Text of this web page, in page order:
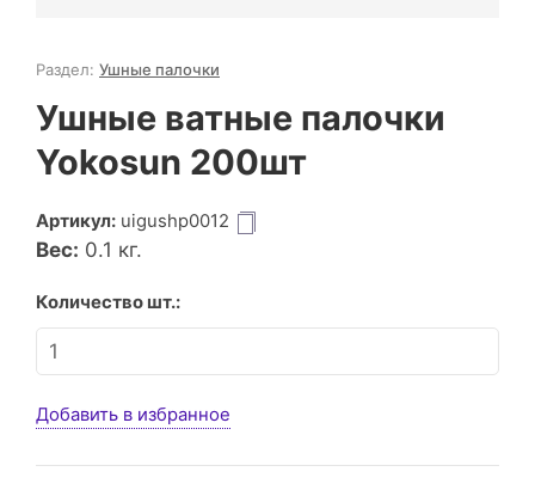
Раздел: Ушные палочки
Ушные ватные палочки
Yokosun 200шт
Артикул: uigushp0012
Вес: 0.1 кг.
Количество шт.:
Добавить в избранное